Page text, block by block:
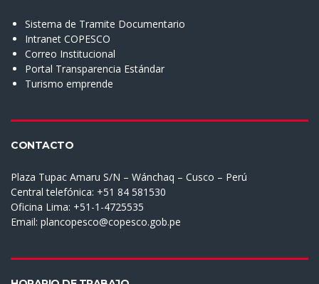
Sistema de Tramite Documentario
Intranet COPESCO
Correo Institucional
Portal Transparencia Estándar
Turismo emprende
CONTACTO
Plaza Tupac Amaru S/N – Wánchaq – Cusco – Perú
Central telefónica: +51 84 581530
Oficina Lima: +51-1-4725535
Email: plancopesco@copesco.gob.pe